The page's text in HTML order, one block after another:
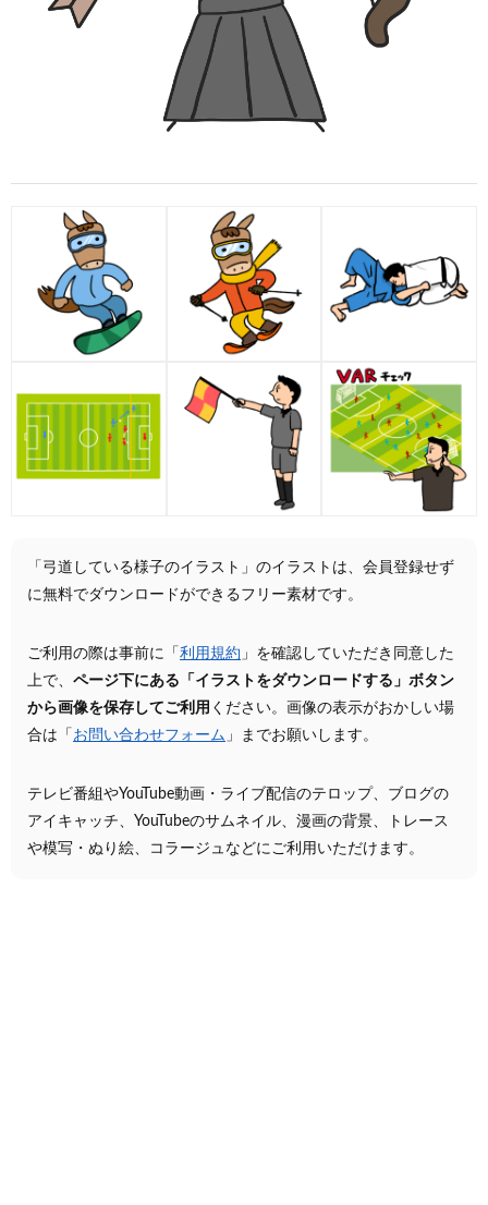
「弓道している様子のイラスト」のイラストは、会員登録せず
に無料でダウンロードができるフリー素材です。
ご利用の際は事前に「 利用規約 」を確認していただき同意した
上で、 ページ下にある「イラストをダウンロードする」ボタン
から画像を保存してご利用 ください。画像の表示がおかしい場
合は「 お問い合わせフォーム 」までお願いします。
テレビ番組やYouTube動画・ライブ配信のテロップ、ブログの
アイキャッチ、YouTubeのサムネイル、漫画の背景、トレース
や模写・ぬり絵、コラージュなどにご利用いただけます。